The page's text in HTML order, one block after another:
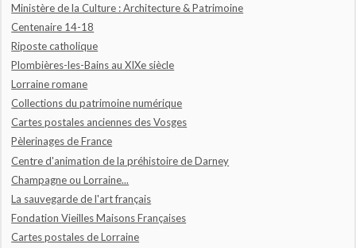
Ministère de la Culture : Architecture & Patrimoine
Centenaire 14-18
Riposte catholique
Plombières-les-Bains au XIXe siècle
Lorraine romane
Collections du patrimoine numérique
Cartes postales anciennes des Vosges
Pèlerinages de France
Centre d'animation de la préhistoire de Darney
Champagne ou Lorraine...
La sauvegarde de l'art français
Fondation Vieilles Maisons Françaises
Cartes postales de Lorraine